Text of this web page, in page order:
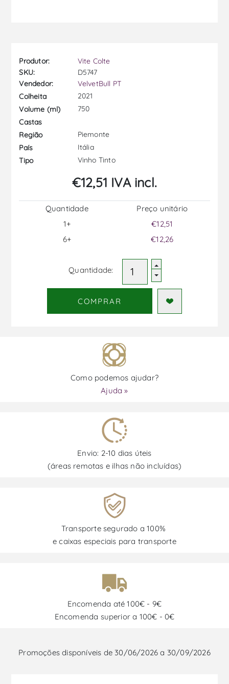
Produtor:
Vite Colte
SKU:
D5747
Vendedor:
VelvetBull PT
Colheita
2021
Volume (ml)
750
Castas
Região
Piemonte
País
Itália
Tipo
Vinho Tinto
€12,51 IVA incl.
Quantidade
1+
6+
Preço unitário
€12,51
€12,26
Quantidade:
COMPRAR
Como podemos ajudar?
Ajuda »
Envio: 2-10 dias úteis
(áreas remotas e ilhas não incluídas)
Transporte segurado a 100%
e caixas especiais para transporte
Encomenda até 100€ - 9€
Encomenda superior a 100€ - 0€
Promoções disponíveis de 30/06/2026 a 30/09/2026